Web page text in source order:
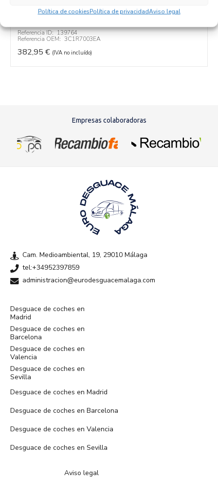
Política de cookiesPolítica de privacidadAviso legal
CAJA CAMBIOS 3C1R7003EA
Referencia ID: 139764
Referencia OEM: 3C1R7003EA
382,95 € (IVA no incluído)
Empresas colaboradoras
Cam. Medioambiental, 19, 29010 Málaga
tel:+34952397859
administracion@eurodesguacemalaga.com
Desguace de coches en
Madrid
Desguace de coches en
Barcelona
Desguace de coches en
Valencia
Desguace de coches en
Sevilla
Desguace de coches en Madrid
Desguace de coches en Barcelona
Desguace de coches en Valencia
Desguace de coches en Sevilla
Aviso legal